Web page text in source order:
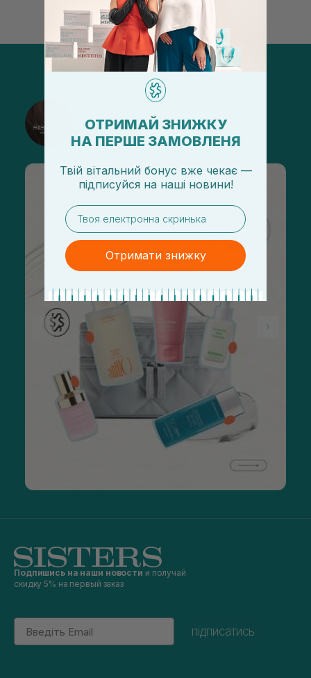
Подписаться
Подпишись на наши новости и получай
скидку 5% на первый заказ
Email
підписатись
ОТРИМАЙ ЗНИЖКУ
НА ПЕРШЕ ЗАМОВЛЕНЯ
Твій вітальний бонус вже чекає —
підписуйся на наші новини!
email
Отримати знижку